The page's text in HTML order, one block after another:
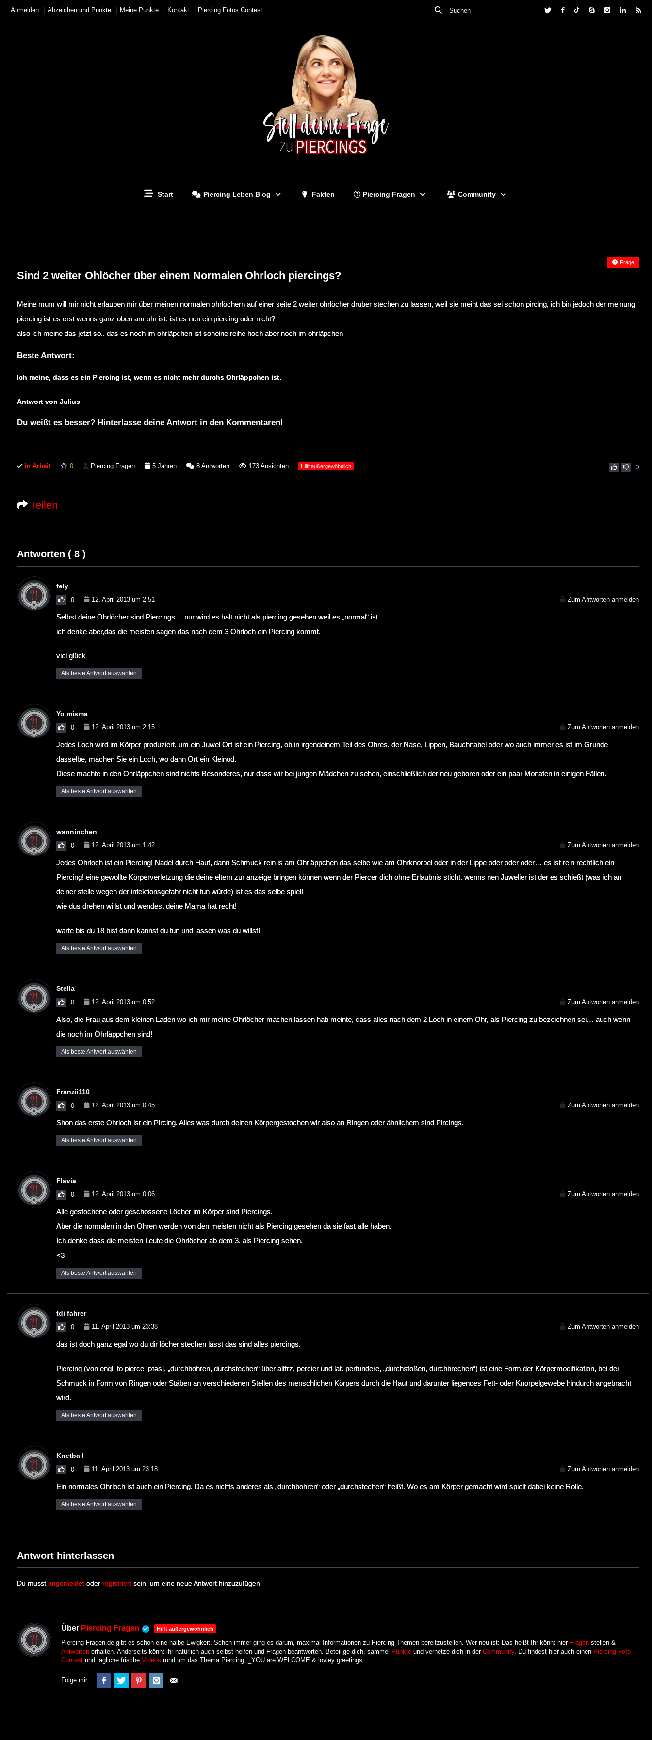
Anmelden Abzeichen und Punkte Meine Punkte Kontakt Piercing Fotos Contest
Start Piercing Leben Blog Fakten Piercing Fragen Community
Sind 2 weiter Ohlöcher über einem Normalen Ohrloch piercings?
Frage
Meine mum will mir nicht erlauben mir über meinen normalen ohrlöchern auf einer seite 2 weiter ohrlöcher drüber stechen zu lassen, weil sie meint das sei schon pircing, ich bin jedoch der meinung
piercing ist es erst wenns ganz oben am ohr ist, ist es nun ein piercing oder nicht?
also ich meine das jetzt so.. das es noch im ohrläpchen ist soneine reihe hoch aber noch im ohrläpchen
Beste Antwort:
Ich meine, dass es ein Piercing ist, wenn es nicht mehr durchs Ohrläppchen ist.
Antwort von Julius
Du weißt es besser? Hinterlasse deine Antwort in den Kommentaren!
in Arbeit 0 Piercing Fragen 5 Jahren 8 Antworten 173 Ansichten Hilft außergewöhnlich 0
Teilen
Antworten ( 8 )
fely
0 12. April 2013 um 2:51 Zum Antworten anmelden
Selbst deine Ohrlöcher sind Piercings….nur wird es halt nicht als piercing gesehen weil es „normal“ ist…
ich denke aber,das die meisten sagen das nach dem 3 Ohrloch ein Piercing kommt.
viel glück
Als beste Antwort auswählen
Yo misma
0 12. April 2013 um 2:15 Zum Antworten anmelden
Jedes Loch wird im Körper produziert, um ein Juwel Ort ist ein Piercing, ob in irgendeinem Teil des Ohres, der Nase, Lippen, Bauchnabel oder wo auch immer es ist im Grunde
dasselbe, machen Sie ein Loch, wo dann Ort ein Kleinod.
Diese machte in den Ohrläppchen sind nichts Besonderes, nur dass wir bei jungen Mädchen zu sehen, einschließlich der neu geboren oder ein paar Monaten in einigen Fällen.
Als beste Antwort auswählen
wanninchen
0 12. April 2013 um 1:42 Zum Antworten anmelden
Jedes Ohrloch ist ein Piercing! Nadel durch Haut, dann Schmuck rein is am Ohrläppchen das selbe wie am Ohrknorpel oder in der Lippe oder oder oder… es ist rein rechtlich ein
Piercing! eine gewollte Körperverletzung die deine eltern zur anzeige bringen können wenn der Piercer dich ohne Erlaubnis sticht. wenns nen Juwelier ist der es schießt (was ich an
deiner stelle wegen der infektionsgefahr nicht tun würde) ist es das selbe spiel!
wie dus drehen willst und wendest deine Mama hat recht!
warte bis du 18 bist dann kannst du tun und lassen was du willst!
Als beste Antwort auswählen
Stella
0 12. April 2013 um 0:52 Zum Antworten anmelden
Also, die Frau aus dem kleinen Laden wo ich mir meine Ohrlöcher machen lassen hab meinte, dass alles nach dem 2 Loch in einem Ohr, als Piercing zu bezeichnen sei… auch wenn
die noch im Öhrläppchen sind!
Als beste Antwort auswählen
Franzii110
0 12. April 2013 um 0:45 Zum Antworten anmelden
Shon das erste Ohrloch ist ein Pircing. Alles was durch deinen Körpergestochen wir also an Ringen oder ähnlichem sind Pircings.
Als beste Antwort auswählen
Flavia
0 12. April 2013 um 0:06 Zum Antworten anmelden
Alle gestochene oder geschossene Löcher im Körper sind Piercings.
Aber die normalen in den Ohren werden von den meisten nicht als Piercing gesehen da sie fast alle haben.
Ich denke dass die meisten Leute die Ohrlöcher ab dem 3. als Piercing sehen.
<3
Als beste Antwort auswählen
tdi fahrer
0 11. April 2013 um 23:38 Zum Antworten anmelden
das ist doch ganz egal wo du dir löcher stechen lässt das sind alles piercings.
Piercing (von engl. to pierce [pɪəs], „durchbohren, durchstechen“ über altfrz. percier und lat. pertundere, „durchstoßen, durchbrechen“) ist eine Form der Körpermodifikation, bei der
Schmuck in Form von Ringen oder Stäben an verschiedenen Stellen des menschlichen Körpers durch die Haut und darunter liegendes Fett- oder Knorpelgewebe hindurch angebracht
wird.
Als beste Antwort auswählen
Knetball
0 11. April 2013 um 23:18 Zum Antworten anmelden
Ein normales Ohrloch ist auch ein Piercing. Da es nichts anderes als „durchbohren“ oder „durchstechen“ heißt. Wo es am Körper gemacht wird spielt dabei keine Rolle.
Als beste Antwort auswählen
Antwort hinterlassen
Du musst angemeldet oder registriert sein, um eine neue Antwort hinzuzufügen.
Über Piercing Fragen Hilft außergewöhnlich
Piercing-Fragen.de gibt es schon eine halbe Ewigkeit. Schon immer ging es darum, maximal Informationen zu Piercing-Themen bereitzustellen. Wer neu ist: Das heißt Ihr könnt hier Fragen stellen &
Antworten erhalten. Anderseits könnt ihr natürlich auch selbst helfen und Fragen beantworten. Beteilige dich, sammel Punkte und vernetze dich in der Community. Du findest hier auch einen Piercing Foto
Contest und tägliche frische Videos rund um das Thema Piercing. _YOU are WELCOME & lovley greetings
Folge mir